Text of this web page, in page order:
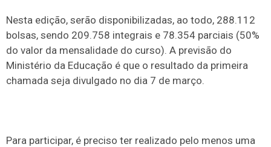
Nesta edição, serão disponibilizadas, ao todo, 288.112
bolsas, sendo 209.758 integrais e 78.354 parciais (50%
do valor da mensalidade do curso). A previsão do
Ministério da Educação é que o resultado da primeira
chamada seja divulgado no dia 7 de março.
Para participar, é preciso ter realizado pelo menos uma